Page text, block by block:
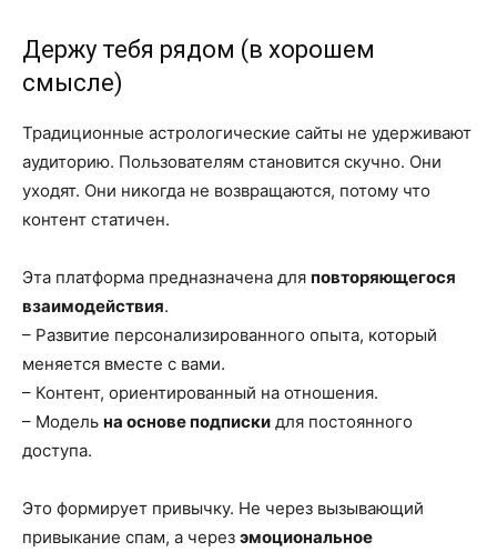
Держу тебя рядом (в хорошем
смысле)
Традиционные астрологические сайты не удерживают
аудиторию. Пользователям становится скучно. Они
уходят. Они никогда не возвращаются, потому что
контент статичен.
Эта платформа предназначена для повторяющегося
взаимодействия.
– Развитие персонализированного опыта, который
меняется вместе с вами.
– Контент, ориентированный на отношения.
– Модель на основе подписки для постоянного
доступа.
Это формирует привычку. Не через вызывающий
привыкание спам, а через эмоциональное